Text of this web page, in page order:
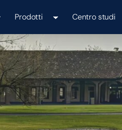
Prodotti Centro studi